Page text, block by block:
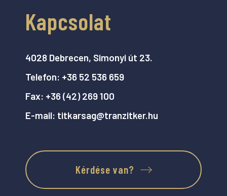
Kapcsolat
4028 Debrecen, Simonyi út 23.
Telefon: +36 52 536 659
Fax: +36 (42) 269 100
E-mail: titkarsag@tranzitker.hu
Kérdése van?